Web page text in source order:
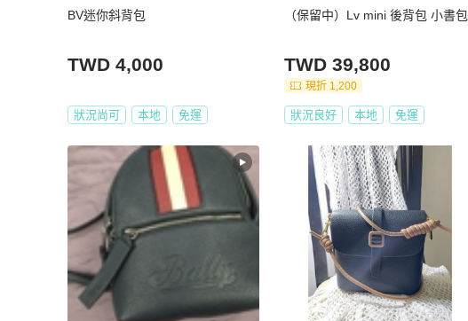
BV迷你斜背包
TWD 4,000
狀況尚可 本地 免運
（保留中）Lv mini 後背包 小書包
TWD 39,800
現折 1,200
狀況良好 本地 免運